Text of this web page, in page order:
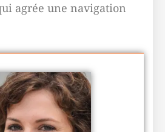
agrée une navigation